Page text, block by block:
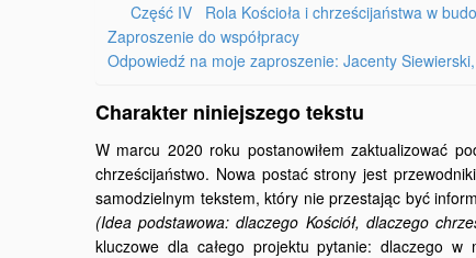
Część IV Rola Kościoła i chrześcijaństwa w
Zaproszenie do współpracy
Odpowiedź na moje zaproszenie: Jacenty
Charakter niniejszego tekstu
W marcu 2020 roku postanowiłem zaktualizować
chrześcijaństwo. Nowa postać strony jest
samodzielnym tekstem, który nie przestając być
(Idea podstawowa: dlaczego Kościół, dlaczego
kluczowe dla całego projektu pytanie: dlaczego w